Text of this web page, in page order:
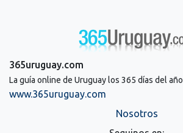
365uruguay.com
La guía online de Uruguay los 365 días del año
www.365uruguay.com
Nosotros